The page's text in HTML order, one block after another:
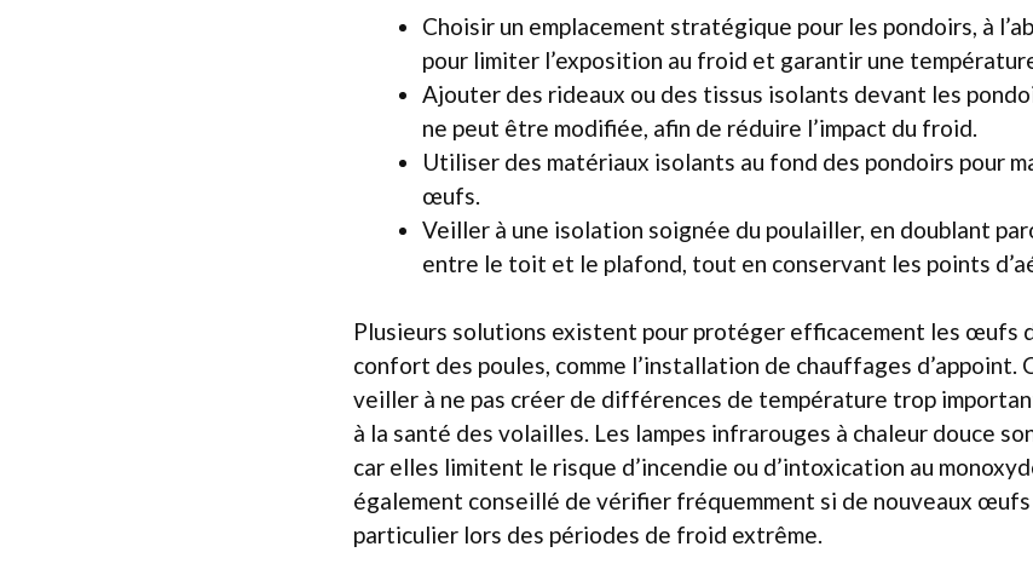
Choisir un emplacement stratégique pour les pondoirs, à
pour limiter l’exposition au froid et garantir une
Ajouter des rideaux ou des tissus isolants devant les
ne peut être modifiée, afin de réduire l’impact du froid.
Utiliser des matériaux isolants au fond des pondoirs pour
œufs.
Veiller à une isolation soignée du poulailler, en doublant
entre le toit et le plafond, tout en conservant les points
Plusieurs solutions existent pour protéger efficacement les œufs
confort des poules, comme l’installation de chauffages d’appoint.
veiller à ne pas créer de différences de température trop
à la santé des volailles. Les lampes infrarouges à chaleur douce
car elles limitent le risque d’incendie ou d’intoxication au
également conseillé de vérifier fréquemment si de nouveaux
particulier lors des périodes de froid extrême.